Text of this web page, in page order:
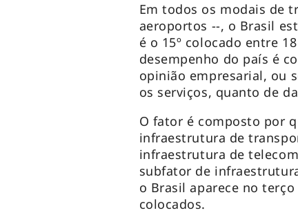
Em todos os modais de
aeroportos --, o Brasil
é o 15º colocado entre
desempenho do país é
opinião empresarial, ou
os serviços, quanto de
O fator é composto por
infraestrutura de
infraestrutura de
subfator de
o Brasil aparece no
colocados.